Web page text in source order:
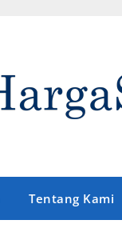
Tentang Kami